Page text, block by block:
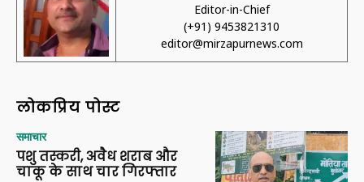
Editor-in-Chief
(+91) 9453821310
editor@mirzapurnews.com
लोकप्रिय पोस्ट
समाचार
पशु तस्करी, अवैध शराब और
चाकू के साथ चार गिरफ्तार